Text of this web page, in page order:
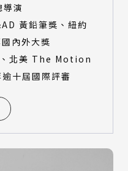
演
黃鉛筆獎、紐約
內外大獎
北美 The Motion
十屆國際評審